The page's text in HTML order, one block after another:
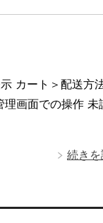
カート＞配送方
画面での操作 未
続き